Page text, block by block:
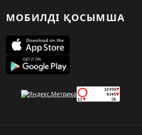
МОБИЛДІ ҚОСЫМША